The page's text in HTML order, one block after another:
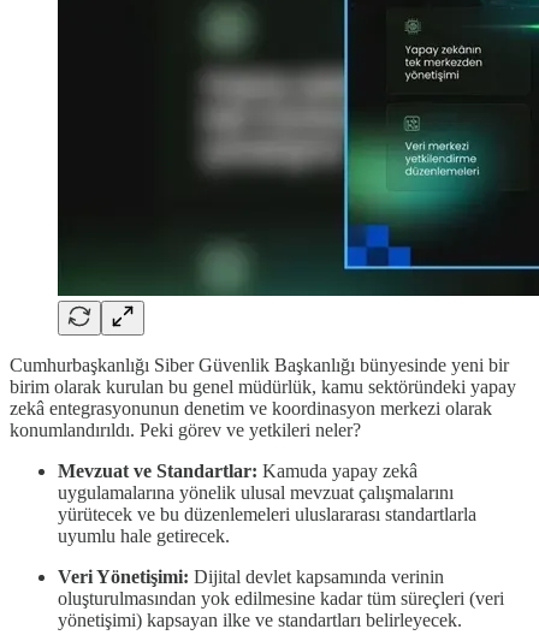
Cumhurbaşkanlığı Siber Güvenlik Başkanlığı bünyesinde yeni bir
birim olarak kurulan bu genel müdürlük, kamu sektöründeki yapay
zekâ entegrasyonunun denetim ve koordinasyon merkezi olarak
konumlandırıldı. Peki görev ve yetkileri neler?
Mevzuat ve Standartlar: Kamuda yapay zekâ
uygulamalarına yönelik ulusal mevzuat çalışmalarını
yürütecek ve bu düzenlemeleri uluslararası standartlarla
uyumlu hale getirecek.
Veri Yönetişimi: Dijital devlet kapsamında verinin
oluşturulmasından yok edilmesine kadar tüm süreçleri (veri
yönetişimi) kapsayan ilke ve standartları belirleyecek.